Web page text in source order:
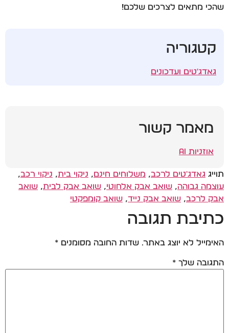
שהכי מתאים לצרכים שלכם!
קטגוריה
גאדג'טים ועדכונים
מאמר קשור
אוזניות AI
תוייג גאדג'טים לרכב, משלוחים חינם, ניקוי בית, ניקוי רכב,
עוצמה גבוהה, שואב אבק אלחוטי, שואב אבק לבית, שואב
אבק לרכב, שואב אבק נייד, שואב קומפקטי
כתיבת תגובה
האימייל לא יוצג באתר. שדות החובה מסומנים *
התגובה שלך *